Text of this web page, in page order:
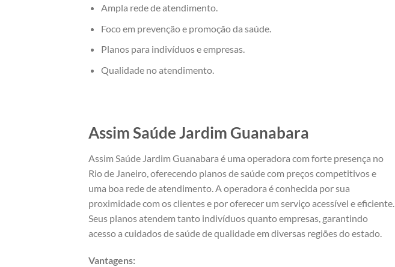
Ampla rede de atendimento.
Foco em prevenção e promoção da saúde.
Planos para indivíduos e empresas.
Qualidade no atendimento.
Assim Saúde Jardim Guanabara
Assim Saúde Jardim Guanabara é uma operadora com forte presença no
Rio de Janeiro, oferecendo planos de saúde com preços competitivos e
uma boa rede de atendimento. A operadora é conhecida por sua
proximidade com os clientes e por oferecer um serviço acessível e eficiente.
Seus planos atendem tanto indivíduos quanto empresas, garantindo
acesso a cuidados de saúde de qualidade em diversas regiões do estado.
Vantagens: